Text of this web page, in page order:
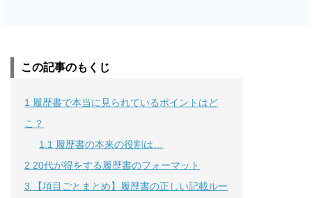
この記事のもくじ
1
履歴書で本当に見られているポイントはど
こ？
1.1
履歴書の本来の役割は…
2 20代が得をする履歴書のフォーマット
3 【項目ごとまとめ】履歴書の正しい記載ルー